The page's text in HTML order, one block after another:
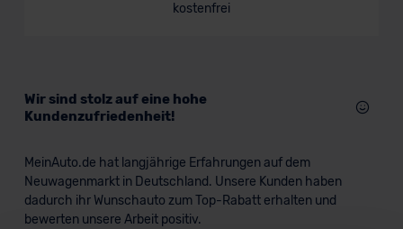
kostenfrei
Wir sind stolz auf eine hohe
Kundenzufriedenheit!
MeinAuto.de hat langjährige Erfahrungen auf dem
Neuwagenmarkt in Deutschland. Unsere Kunden haben
dadurch ihr Wunschauto zum Top-Rabatt erhalten und
bewerten unsere Arbeit positiv.